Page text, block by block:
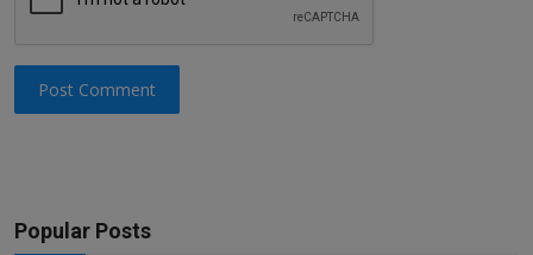
Post Comment
Popular Posts